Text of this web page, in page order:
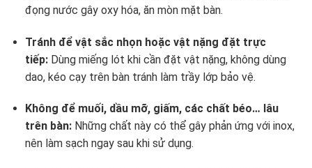
đọng nước gây oxy hóa, ăn mòn mặt bàn.
Tránh để vật sắc nhọn hoặc vật nặng đặt trực
tiếp:Dùng miếng lót khi cần đặt vật nặng, không dùng
dao, kéo cạy trên bàn tránh làm trầy lớp bảo vệ.
Không để muối, dầu mỡ, giấm, các chất béo… lâu
trên bàn:Những chất này có thể gây phản ứng với inox,
nên làm sạch ngay sau khi sử dụng.